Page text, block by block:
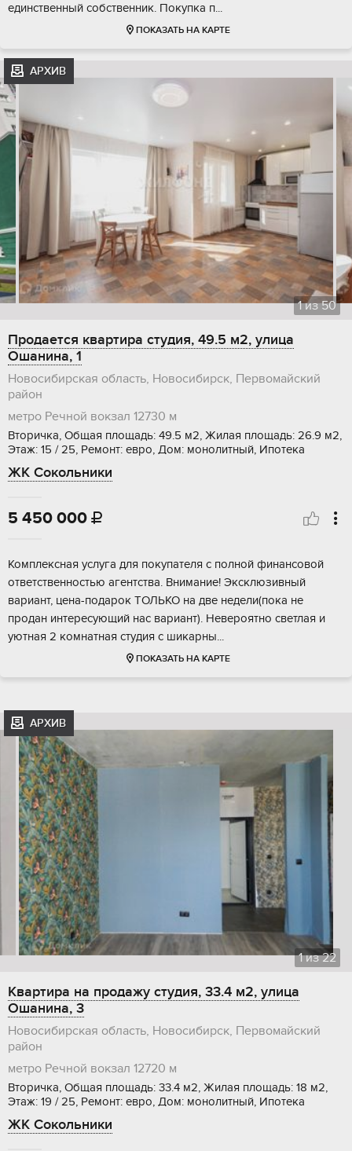
единственный собственник. Покупка п...
ПОКАЗАТЬ НА КАРТЕ
АРХИВ
1из50
Продается квартира студия, 49.5 м2, улица
Ошанина, 1
Новосибирская область, Новосибирск, Первомайский
район
метро Речной вокзал 12730 м
Вторичка, Общая площадь: 49.5 м2, Жилая площадь: 26.9 м2,
Этаж: 15 / 25, Ремонт: евро, Дом: монолитный, Ипотека
ЖК Сокольники
5 450 000 
Комплексная услуга для покупателя с полной финансовой
ответственностью агентства. Внимание! Эксклюзивный
вариант, цена-подарок ТОЛЬКО на две недели(пока не
продан интересующий нас вариант). Невероятно светлая и
уютная 2 комнатная студия с шикарны...
ПОКАЗАТЬ НА КАРТЕ
АРХИВ
1из22
Квартира на продажу студия, 33.4 м2, улица
Ошанина, 3
Новосибирская область, Новосибирск, Первомайский
район
метро Речной вокзал 12720 м
Вторичка, Общая площадь: 33.4 м2, Жилая площадь: 18 м2,
Этаж: 19 / 25, Ремонт: евро, Дом: монолитный, Ипотека
ЖК Сокольники